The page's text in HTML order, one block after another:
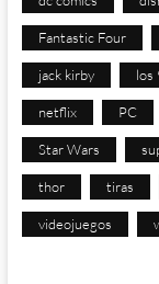
Fantastic Four
jack kirby los
netflix PC
Star Wars
thor tiras
videojuegos